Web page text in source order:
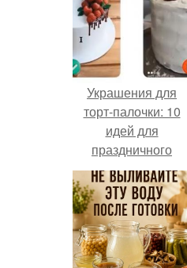
Украшения для
торт-палочки: 10
идей для
праздничного
оформления